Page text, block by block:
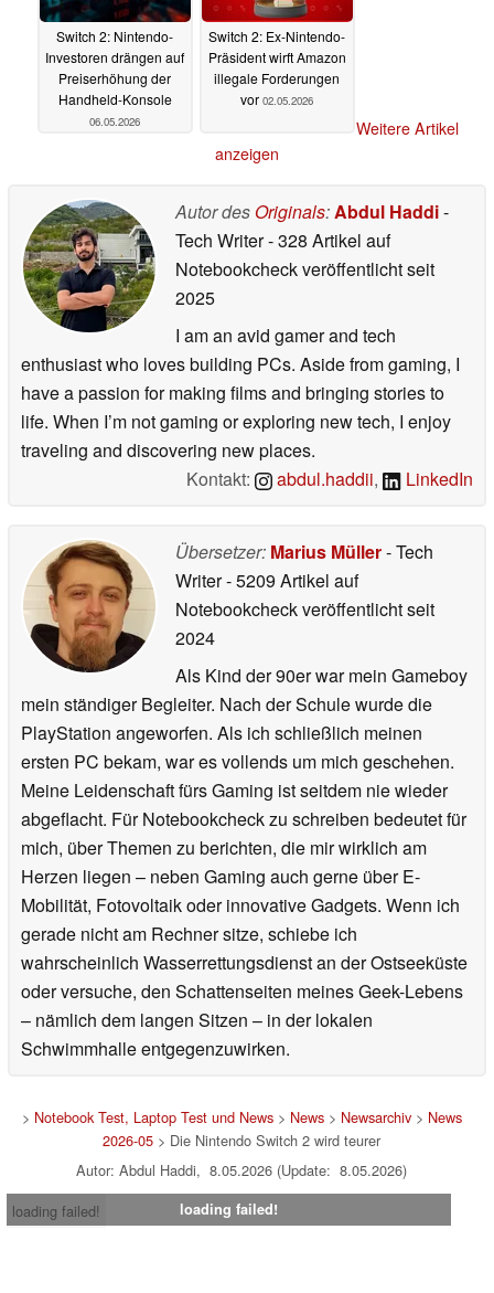
Switch 2: Nintendo-
Investoren drängen auf
Preiserhöhung der
Handheld-Konsole
06.05.2026
Switch 2: Ex-Nintendo-
Präsident wirft Amazon
illegale Forderungen
vor 02.05.2026
Weitere Artikel
anzeigen
Autor des Originals:Abdul Haddi-
Tech Writer- 328 Artikel auf
Notebookcheck veröffentlichtseit
2025
I am an avid gamer and tech
enthusiast who loves building PCs. Aside from gaming, I
have a passion for making films and bringing stories to
life. When I’m not gaming or exploring new tech, I enjoy
traveling and discovering new places.
Kontakt:
abdul.haddii, LinkedIn
Übersetzer: Marius Müller- Tech
Writer- 5209 Artikel auf
Notebookcheck veröffentlichtseit
2024
Als Kind der 90er war mein Gameboy
mein ständiger Begleiter. Nach der Schule wurde die
PlayStation angeworfen. Als ich schließlich meinen
ersten PC bekam, war es vollends um mich geschehen.
Meine Leidenschaft fürs Gaming ist seitdem nie wieder
abgeflacht. Für Notebookcheck zu schreiben bedeutet für
mich, über Themen zu berichten, die mir wirklich am
Herzen liegen – neben Gaming auch gerne über E-
Mobilität, Fotovoltaik oder innovative Gadgets. Wenn ich
gerade nicht am Rechner sitze, schiebe ich
wahrscheinlich Wasserrettungsdienst an der Ostseeküste
oder versuche, den Schattenseiten meines Geek-Lebens
– nämlich dem langen Sitzen – in der lokalen
Schwimmhalle entgegenzuwirken.
> Notebook Test, Laptop Test und News> News> Newsarchiv> News
2026-05 > Die Nintendo Switch 2 wird teurer
Autor: Abdul Haddi, 8.05.2026 (Update: 8.05.2026)
loading failed!
loading failed!